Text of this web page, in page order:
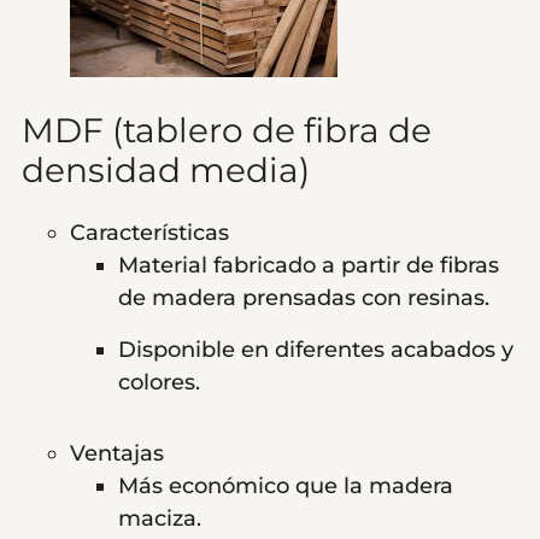
MDF (tablero de fibra de
densidad media)
Características
Material fabricado a partir de fibras
de madera prensadas con resinas.
Disponible en diferentes acabados y
colores.
Ventajas
Más económico que la madera
maciza.